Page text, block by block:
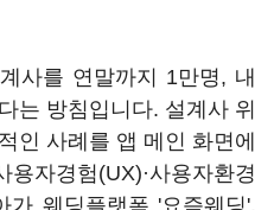
사를 연말까지 1만명, 내
는 방침입니다. 설계사 위
인 사례를 앱 메인 화면에
자경험(UX)·사용자환경
가 웨딩플랫폼 '요즘웨딩',